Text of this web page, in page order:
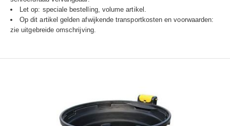
Let op: speciale bestelling, volume artikel.
Op dit artikel gelden afwijkende transportkosten en voorwaarden:
zie uitgebreide omschrijving.